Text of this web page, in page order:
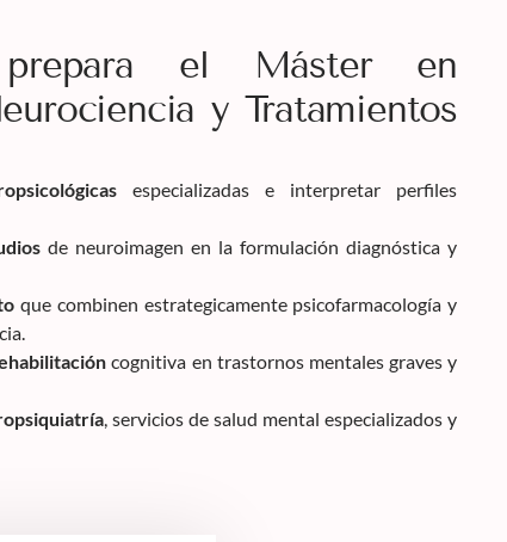
el Máster en
y Tratamientos
especializadas e interpretar perfiles
de neuroimagen en la formulación diagnóstica y
que combinen estrategicamente psicofarmacología y
cognitiva en trastornos mentales graves y
, servicios de salud mental especializados y